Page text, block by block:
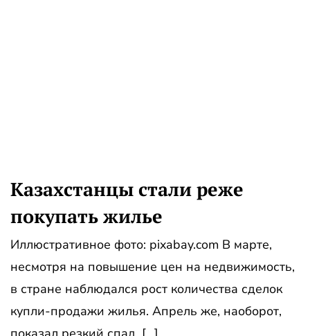
Казахстанцы стали реже
покупать жилье
Иллюстративное фото: pixabay.com В марте,
несмотря на повышение цен на недвижимость,
в стране наблюдался рост количества сделок
купли-продажи жилья. Апрель же, наоборот,